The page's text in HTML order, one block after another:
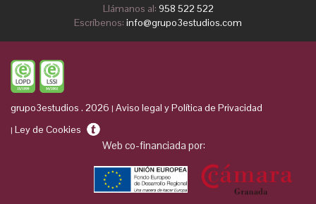
Llámanos al: 958 522 522
Escríbenos: info@grupo3estudios.com
grupo3estudios . 2026 | Aviso legal y Política de Privacidad
| Ley de Cookies
Web co-financiada por: